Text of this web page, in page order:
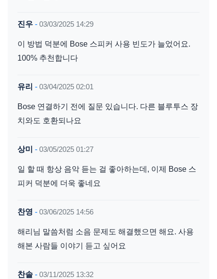
진우 - 03/03/2025 14:29
이 방법 덕분에 Bose 스피커 사용 빈도가 늘었어요.
100% 추천합니다
유리 - 03/04/2025 02:01
Bose 연결하기 전에 질문 있습니다. 다른 블루투스 장
치와도 호환되나요
상미 - 03/05/2025 01:27
일 할 때 항상 음악 듣는 걸 좋아하는데, 이제 Bose 스
피커 덕분에 더욱 좋네요
찬영 - 03/06/2025 14:56
해리님 말씀처럼 소음 문제도 해결했으면 해요. 사용
해본 사람들 이야기 듣고 싶어요
찬솔 - 03/11/2025 13:32